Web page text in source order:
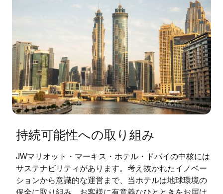
持続可能性への取り組み
JWマリオット・マーキス・ホテル・ドバイの中核には
サステナビリティがあります。考え抜かれたイノベー
ションから意識的な運営まで、当ホテルは地球環境の